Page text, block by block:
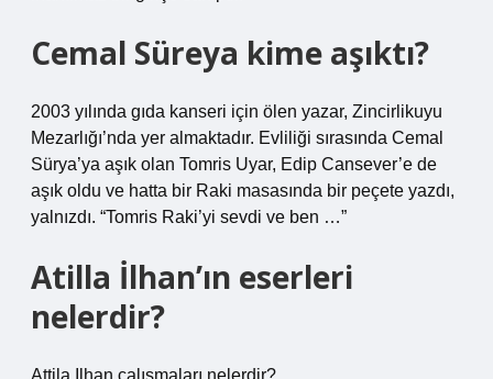
Cemal Süreya kime aşıktı?
2003 yılında gıda kanseri için ölen yazar, Zincirlikuyu
Mezarlığı’nda yer almaktadır. Evliliği sırasında Cemal
Sürya’ya aşık olan Tomris Uyar, Edip Cansever’e de
aşık oldu ve hatta bir Raki masasında bir peçete yazdı,
yalnızdı. “Tomris Raki’yi sevdi ve ben …”
Atilla İlhan’ın eserleri
nelerdir?
Attila Ilhan çalışmaları nelerdir?